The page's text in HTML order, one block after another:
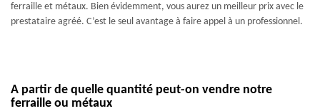
ferraille et métaux. Bien évidemment, vous aurez un meilleur prix avec le
prestataire agréé. C’est le seul avantage à faire appel à un professionnel.
A partir de quelle quantité peut-on vendre notre
ferraille ou métaux